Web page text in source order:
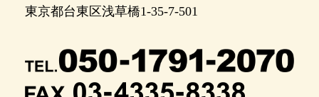
東京都台東区浅草橋1-35-7-501